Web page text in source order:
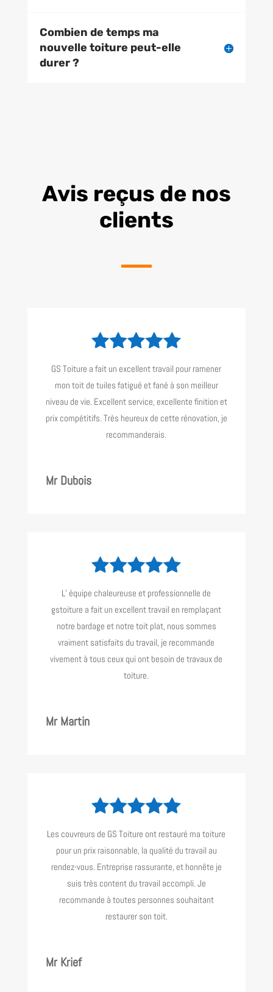
Combien de temps ma
nouvelle toiture peut-elle
durer ?
Avis reçus de nos
clients
GS Toiture a fait un excellent travail pour ramener
mon toit de tuiles fatigué et fané à son meilleur
niveau de vie. Excellent service, excellente finition et
prix compétitifs. Très heureux de cette rénovation, je
recommanderais.
Mr Dubois
L’ équipe chaleureuse et professionnelle de
gstoiture a fait un excellent travail en remplaçant
notre bardage et notre toit plat, nous sommes
vraiment satisfaits du travail, je recommande
vivement à tous ceux qui ont besoin de travaux de
toiture.
Mr Martin
Les couvreurs de GS Toiture ont restauré ma toiture
pour un prix raisonnable, la qualité du travail au
rendez-vous. Entreprise rassurante, et honnête je
suis très content du travail accompli. Je
recommande à toutes personnes souhaitant
restaurer son toit.
Mr Krief